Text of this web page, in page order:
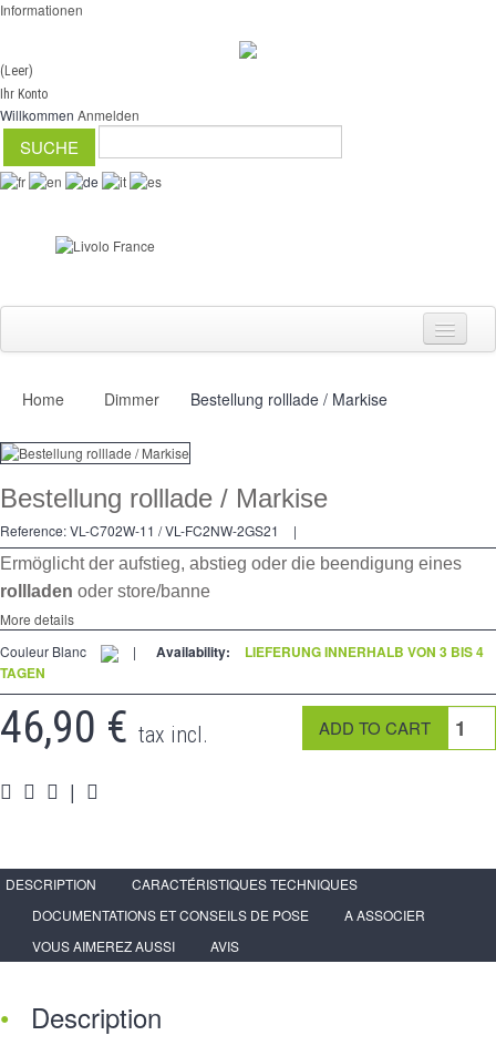
Informationen
(Leer)
Ihr Konto
Willkommen Anmelden
Schalter
Dimmer
Kreuzschalters
Spéciales
Zubehör
Pièces
Medien
Home Dimmer Bestellung rolllade / Markise
Bestellung rolllade / Markise
Reference:VL-C702W-11 / VL-FC2NW-2GS21
|
Ermöglicht der aufstieg, abstieg oder die beendigung eines
rollladen oder store/banne
More details
Couleur Blanc
| Availability:
LIEFERUNG INNERHALB VON 3 BIS 4
TAGEN
46,90 € tax incl.
|
DESCRIPTION
CARACTÉRISTIQUES TECHNIQUES
DOCUMENTATIONS ET CONSEILS DE POSE
A ASSOCIER
VOUS AIMEREZ AUSSI
AVIS
Description